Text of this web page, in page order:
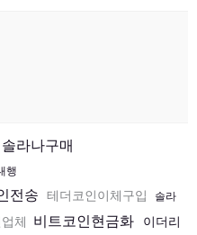
솔라나구매
행
전송 테더코인이체구입
솔라
체 비트코인현금화 이더리